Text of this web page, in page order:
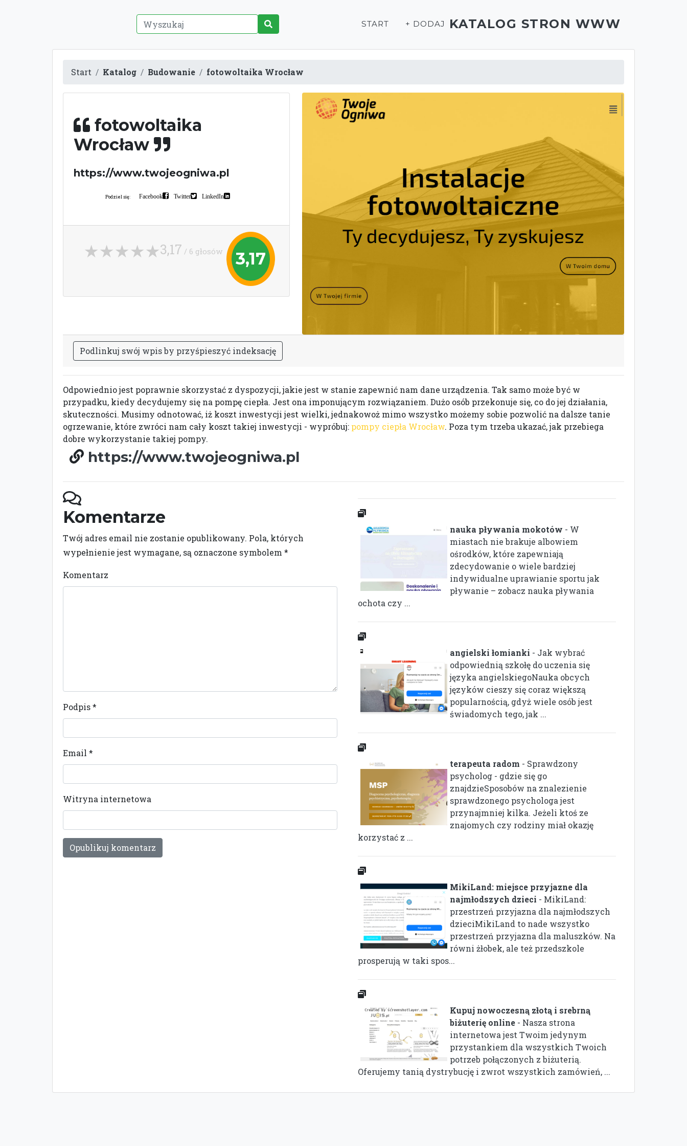
START + DODAJ KATALOG STRON WWW
Start Katalog Budowanie fotowoltaika Wrocław
fotowoltaika
Wrocław
https://www.twojeogniwa.pl
Podziel się: Facebook Twitter LinkedIn
3,17
3,17 / 6 głosów
Podlinkuj swój wpisby przyśpieszyć indeksację
Odpowiednio jest poprawnie skorzystać z dyspozycji, jakie jest w stanie zapewnić nam dane urządzenia. Tak samo może być w
przypadku, kiedy decydujemy się na pompę ciepła. Jest ona imponującym rozwiązaniem. Dużo osób przekonuje się, co do jej działania,
skuteczności. Musimy odnotować, iż koszt inwestycji jest wielki, jednakowoż mimo wszystko możemy sobie pozwolić na dalsze tanie
ogrzewanie, które zwróci nam cały koszt takiej inwestycji - wypróbuj: pompy ciepła Wrocław. Poza tym trzeba ukazać, jak przebiega
dobre wykorzystanie takiej pompy.
https://www.twojeogniwa.pl
Komentarze
Twój adres email nie zostanie opublikowany. Pola, których
wypełnienie jest wymagane, są oznaczone symbolem *
Komentarz
Podpis*
Email *
Witryna internetowa
nauka pływania mokotów - W
miastach nie brakuje albowiem
ośrodków, które zapewniają
zdecydowanie o wiele bardziej
indywidualne uprawianie sportu jak
pływanie – zobacz nauka pływania
ochota czy ...
angielski łomianki - Jak wybrać
odpowiednią szkołę do uczenia się
języka angielskiegoNauka obcych
języków cieszy się coraz większą
popularnością, gdyż wiele osób jest
świadomych tego, jak ...
terapeuta radom - Sprawdzony
psycholog - gdzie się go
znajdzieSposobów na znalezienie
sprawdzonego psychologa jest
przynajmniej kilka. Jeżeli ktoś ze
znajomych czy rodziny miał okazję
korzystać z ...
MikiLand: miejsce przyjazne dla
najmłodszych dzieci - MikiLand:
przestrzeń przyjazna dla najmłodszych
dzieciMikiLand to nade wszystko
przestrzeń przyjazna dla maluszków. Na
równi żłobek, ale też przedszkole
prosperują w taki spos...
Kupuj nowoczesną złotą i srebrną
biżuterię online - Nasza strona
internetowa jest Twoim jedynym
przystankiem dla wszystkich Twoich
potrzeb połączonych z biżuterią.
Oferujemy tanią dystrybucję i zwrot wszystkich zamówień, ...